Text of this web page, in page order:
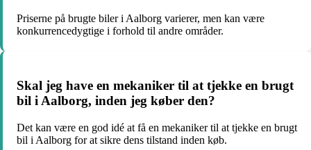
Priserne på brugte biler i Aalborg varierer, men kan være
konkurrencedygtige i forhold til andre områder.
Skal jeg have en mekaniker til at tjekke en brugt
bil i Aalborg, inden jeg køber den?
Det kan være en god idé at få en mekaniker til at tjekke en brugt
bil i Aalborg for at sikre dens tilstand inden køb.